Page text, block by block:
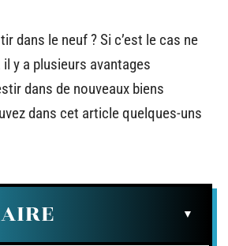
dans le neuf ? Si c’est le cas ne
y a plusieurs avantages
dans de nouveaux biens
dans cet article quelques-uns